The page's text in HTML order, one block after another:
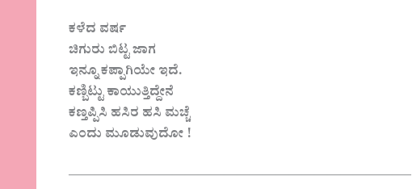
ಕಳೆದ ವರ್ಷ
ಚಿಗುರು ಬಿಟ್ಟ ಜಾಗ
ಇನ್ನೂ ಕಪ್ಪಾಗಿಯೇ ಇದೆ.
ಕಣ್ಬಿಟ್ಟು ಕಾಯುತ್ತಿದ್ದೇನೆ
ಕಣ್ತಪ್ಪಿಸಿ ಹಸಿರ ಹಸಿ ಮಚ್ಚೆ
ಎಂದು ಮೂಡುವುದೋ !
——————————————————————————–